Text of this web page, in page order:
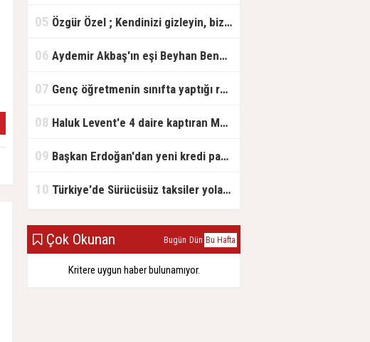
05 Özgür Özel ; Kendinizi gizleyin, bizden işaret bekleyin
06 Aydemir Akbaş'ın eşi Beyhan Benek Akbaş hayatını kaybetti
07 Genç öğretmenin sınıfta yaptığı rezil paylaşım
08 Haluk Levent'e 4 daire kaptıran Müteahhit soluğu savcılıkta aldı
09 Başkan Erdoğan'dan yeni kredi paketi müjdesi: 6 ay geri ödemesiz, 36 ay vadeli
10 Türkiye'de Sürücüsüz taksiler yola çıkmaya hazırlanıyor
Çok Okunan Bugün Dün Bu Hafta
Kritere uygun haber bulunamıyor.